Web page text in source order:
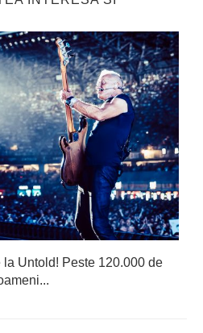
la Untold! Peste 120.000 de